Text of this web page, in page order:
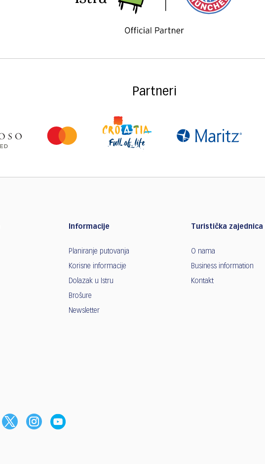
Partneri
Informacije
Planiranje putovanja
Korisne informacije
Dolazak u Istru
Brošure
Newsletter
Turistička
O nama
Business information
Kontakt